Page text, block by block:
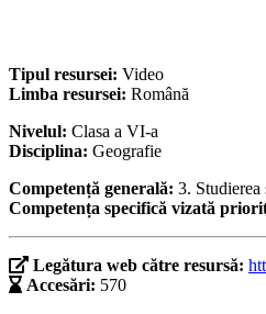
Tipul resursei: Video
Limba resursei: Română
Nivelul: Clasa a VI-a
Disciplina: Geografie
Competență generală: 3.
Competența specifică vizată
Legătura web către resursă:
Accesări: 570